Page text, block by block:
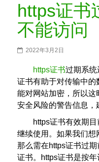
https证书
不能访问
2022年3月2日
https证书过期系统
证书有助于对传输中的
能对网站加密，所以这
安全风险的警告信息，
https证书有效期
继续使用。如果我们想
那么需在https证书过
证书。https证书是按年